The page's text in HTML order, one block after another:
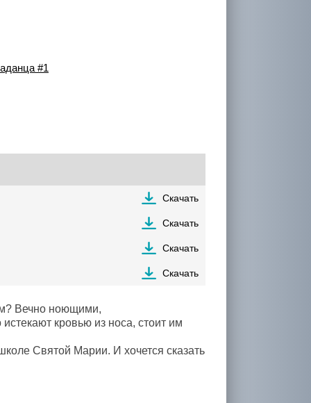
#1
Скачать
Скачать
Скачать
Скачать
Вечно ноющими,
кровью из носа, стоит им
Святой Марии. И хочется сказать